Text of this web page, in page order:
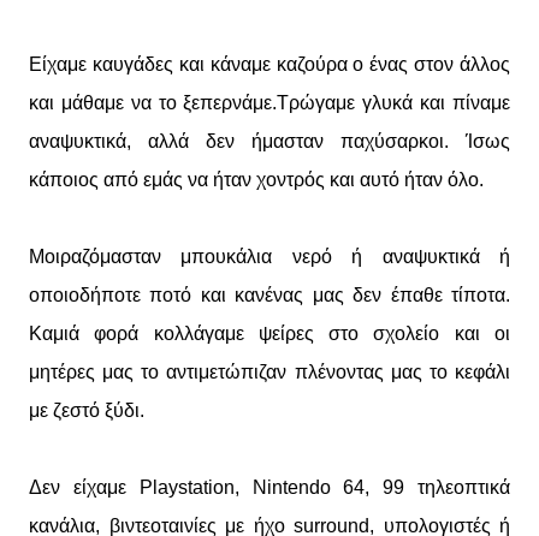
Είχαμε καυγάδες και κάναμε καζούρα ο ένας στον άλλος
και μάθαμε να το ξεπερνάμε.Τρώγαμε γλυκά και πίναμε
αναψυκτικά, αλλά δεν ήμασταν παχύσαρκοι. Ίσως
κάποιος από εμάς να ήταν χοντρός και αυτό ήταν όλο.
Μοιραζόμασταν μπουκάλια νερό ή αναψυκτικά ή
οποιοδήποτε ποτό και κανένας μας δεν έπαθε τίποτα.
Καμιά φορά κολλάγαμε ψείρες στο σχολείο και οι
μητέρες μας το αντιμετώπιζαν πλένοντας μας το κεφάλι
με ζεστό ξύδι.
Δεν είχαμε Playstation, Nintendo 64, 99 τηλεοπτικά
κανάλια, βιντεοταινίες με ήχο surround, υπολογιστές ή